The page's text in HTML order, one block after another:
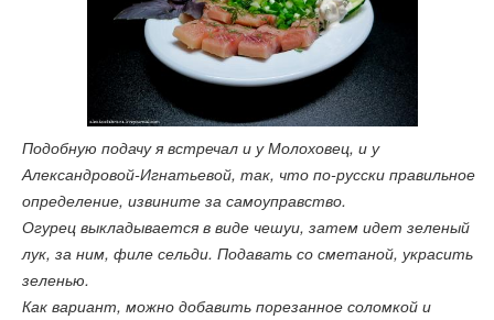
Подобную подачу я встречал и у Молоховец, и у
Александровой-Игнатьевой, так, что по-русски правильное
определение, извините за самоуправство.
Огурец выкладывается в виде чешуи, затем идет зеленый
лук, за ним, филе сельди. Подавать со сметаной, украсить
зеленью.
Как вариант, можно добавить порезанное соломкой и